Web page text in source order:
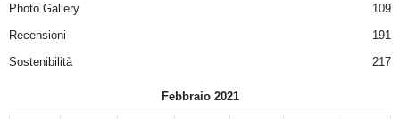
Photo Gallery
109
Recensioni
191
Sostenibilità
217
Febbraio 2021